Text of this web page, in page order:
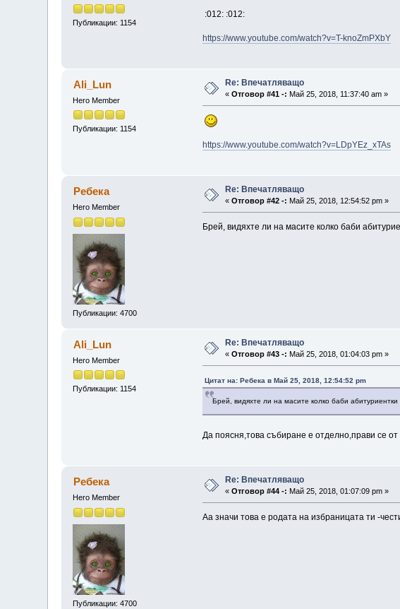
Публикации: 1154
:012: :012:
https://www.youtube.com/watch?v=T-knoZmPXbY
Ali_Lun
Hero Member
Публикации: 1154
Re: Впечатляващо
«Отговор #41 -: Май 25, 2018, 11:37:40 am »
https://www.youtube.com/watch?v=LDpYEz_xTAs
Ребека
Hero Member
Публикации: 4700
Re: Впечатляващо
«Отговор #42 -: Май 25, 2018, 12:54:52 pm »
Брей, видяхте ли на масите колко баби
Ali_Lun
Hero Member
Публикации: 1154
Re: Впечатляващо
«Отговор #43 -: Май 25, 2018, 01:04:03 pm »
Цитат на: Ребека в Май 25, 2018, 12:54:52 pm
Брей, видяхте ли на масите колко баби
Да поясня,това събиране е отделно,прави се
Ребека
Hero Member
Публикации: 4700
Re: Впечатляващо
«Отговор #44 -: Май 25, 2018, 01:07:09 pm »
Аа значи това е родата на избраницата ти -